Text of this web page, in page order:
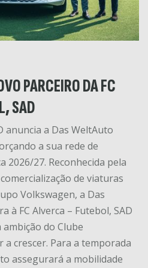
PARCEIRO DA FC
SAD
anuncia a Das WeltAuto
a sua rede de
2026/27. Reconhecida pela
de viaturas
Volkswagen, a Das
à FC Alverca – Futebol, SAD
do Clube
crescer. Para a temporada
assegurará a mobilidade